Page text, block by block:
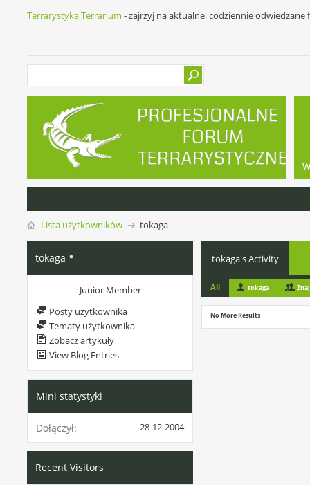
Terrarystyka Terrarium - zajrzyj na aktualne, codziennie
Lista użytkowników tokaga
tokaga
Junior Member
Posty użytkownika
Tematy użytkownika
Zobacz artykuły
View Blog Entries
Mini statystyki
Dołączył 28-12-2004
Recent Visitors
tokaga's Activity
All tokaga
No More Results